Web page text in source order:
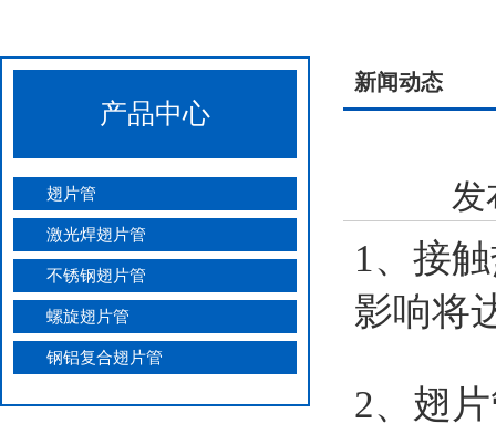
产品中心
翅片管
激光焊翅片管
不锈钢翅片管
螺旋翅片管
钢铝复合翅片管
新闻动态
发
1、接
影响将
2、翅